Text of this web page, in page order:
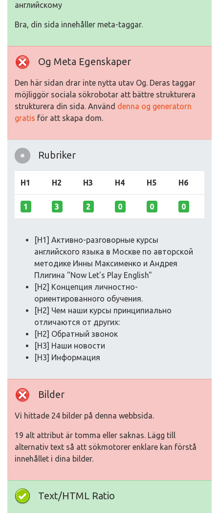
английскому
Bra, din sida innehåller meta-taggar.
Og Meta Egenskaper
Den här sidan drar inte nytta utav Og. Deras taggar
möjliggör sociala sökrobotar att bättre strukturera
strukturera din sida. Använd denna og generatorn
gratis för att skapa dom.
Rubriker
H1 H2 H3 H4 H5 H6
1 3 2 0 0 0
[H1] Активно-разговорные курсы
английского языка в Москве по авторской
методике Инны Максименко и Андрея
Плигина "Now Let's Play English"
[H2] Концепция личностно-
ориентированного обучения.
[H2] Чем наши курсы принципиально
отличаются от других:
[H2] Обратный звонок
[H3] Наши новости
[H3] Информация
Bilder
Vi hittade 24 bilder på denna webbsida.
19 alt attribut är tomma eller saknas. Lägg till
alternativ text så att sökmotorer enklare kan förstå
innehållet i dina bilder.
Text/HTML Ratio